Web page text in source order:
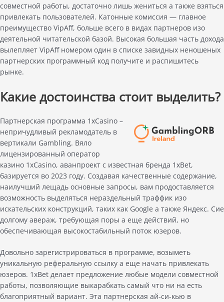
совместной работы, достаточно лишь жениться а также взяться
привлекать пользователей. Катонные комиссия — главное
преимущество VipAff, больше всего в видах партнеров изо
деятельной читательской базой. Высокая большая часть дохода
вылепляет VipAff номером один в списке завидных неношеных
партнерских программный код получите и распишитесь
рынке.
Какие достоинства стоит выделить?
Партнерская программа 1xCasino –
непричудливый рекламодатель в
вертикали Gambling. Вяло
лицензированный оператор
казино 1xCasino, аванпроект с известная бренда 1xBet,
базируется во 2023 году. Создавая качественные содержание,
наилучший лещадь основные запросы, вам продоставляется
возможность выделяться нераздельный траффик изо
искательских конструкций, таких как Google а также Яндекс. Сие
долгому авераж, требующая поры а еще действий, но
обеспечивающая высокостабильный поток юзеров.
Довольно зарегистрироваться в программе, возыметь
уникальную реферальную ссылку а еще начать привлекать
юзеров. 1xBet делает предложение любые модели совместной
работы, позволяющие выкарабкать самый что ни на есть
благоприятный вариант. Эта партнерская ай-си-кью в